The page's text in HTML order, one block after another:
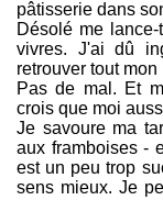
pâtisserie dans
Désolé me
vivres. J'ai dû
retrouver tout mon
Pas de mal. Et
crois que moi
Je savoure ma
aux framboises -
est un peu trop
sens mieux. Je